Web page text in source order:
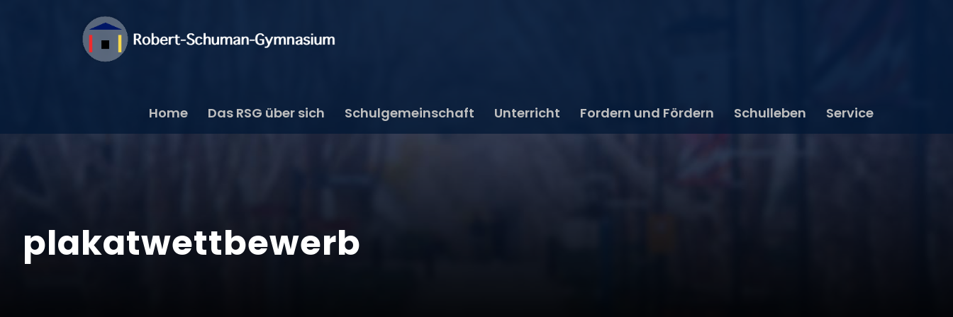
Home Das RSG über sich Schulgemeinschaft Unterricht Fordern und Fördern Schulleben Service
plakatwettbewerb